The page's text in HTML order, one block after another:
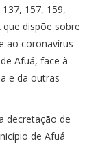
157, 159,
dispõe sobre
ao coronavírus
Afuá, face à
e da outras
decretação de
de Afuá